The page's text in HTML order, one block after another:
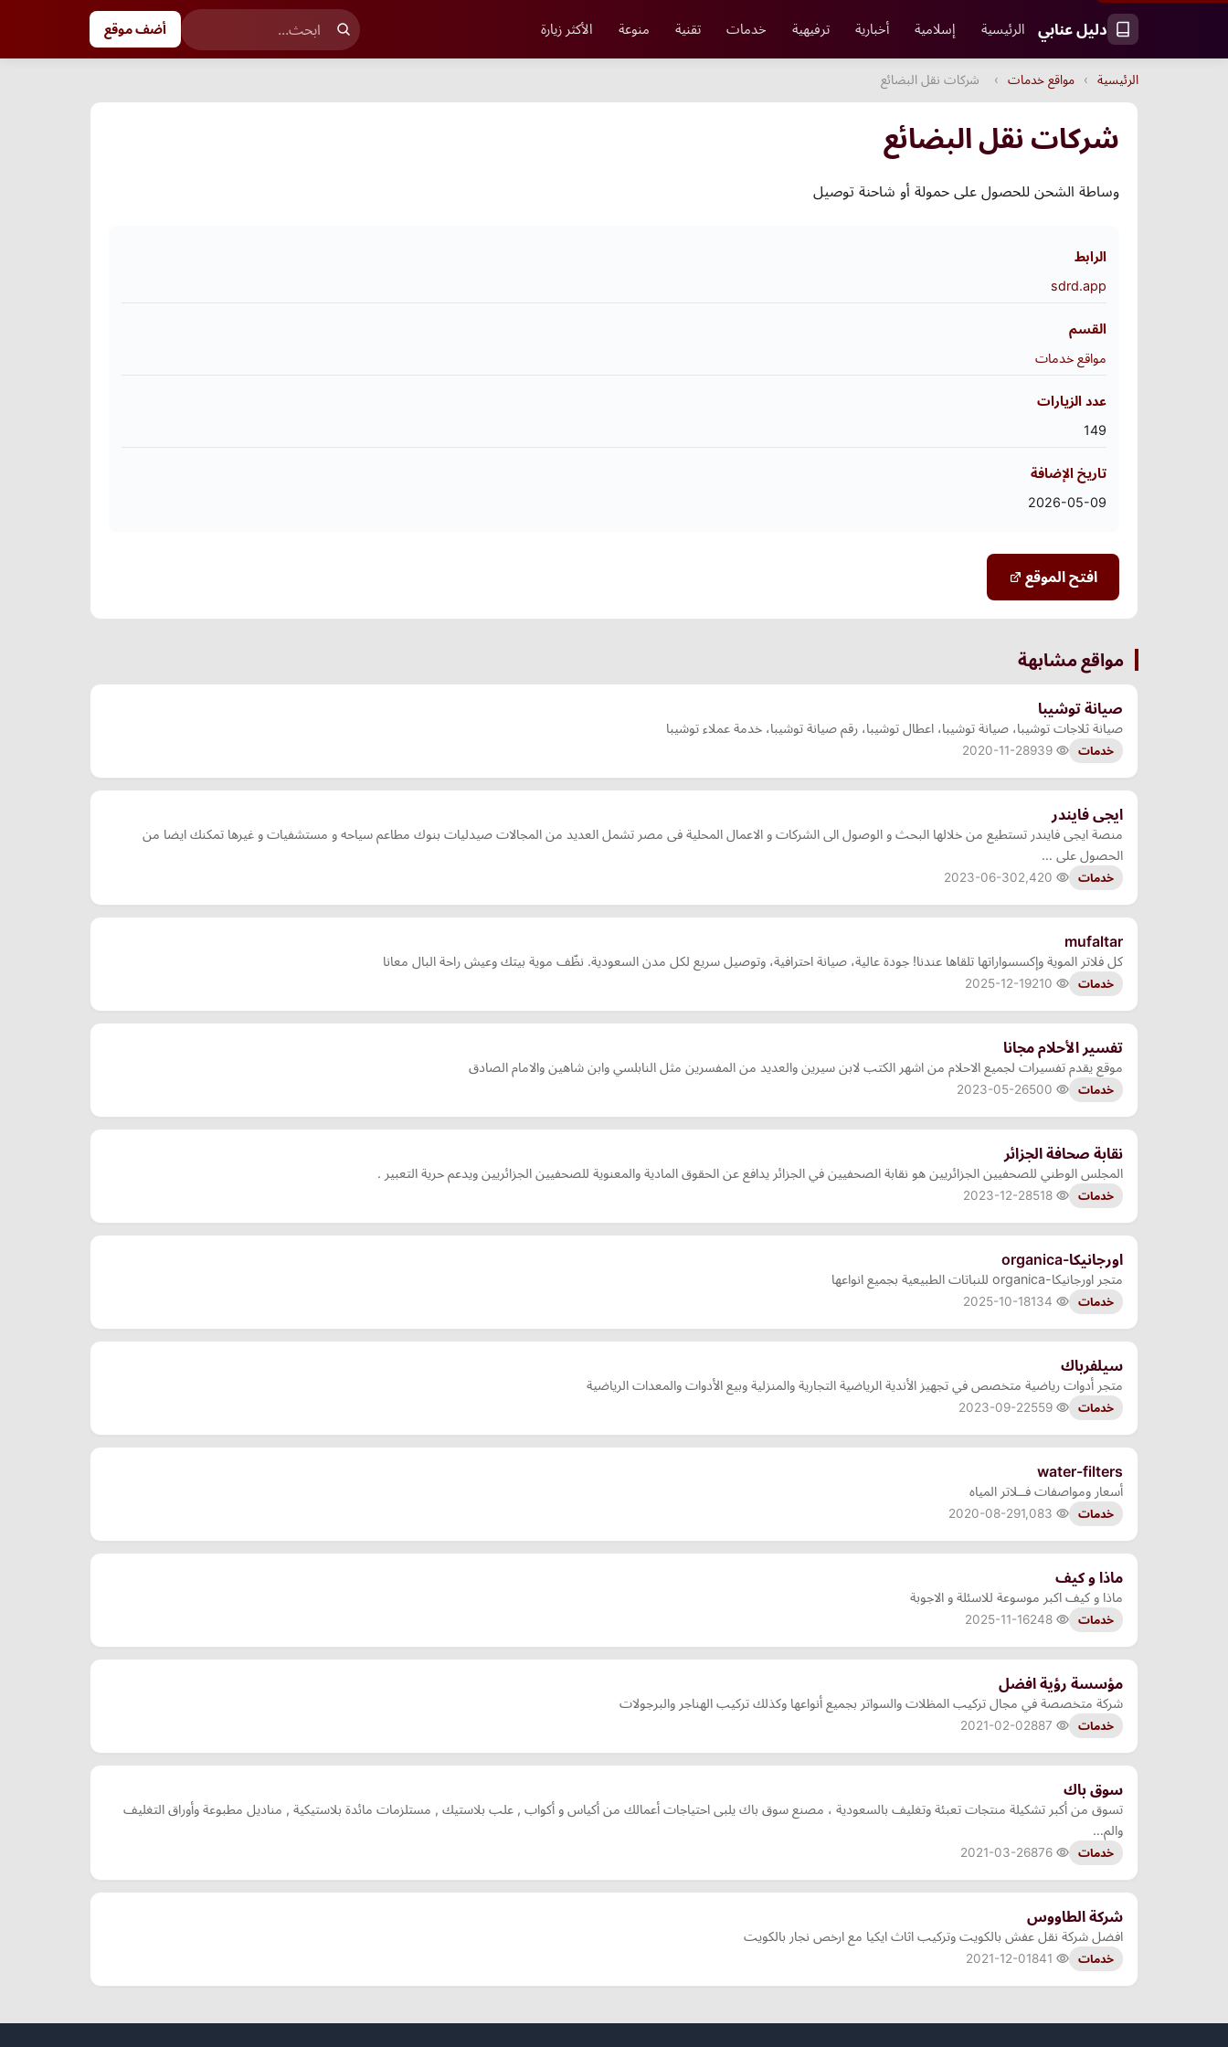
دليل عنابي الرئيسية إسلامية أخبارية ترفيهية خدمات تقنية منوعة الأكثر زيارة أضف موقع
الرئيسية › مواقع خدمات › شركات نقل البضائع
شركات نقل البضائع
وساطة الشحن للحصول على حمولة أو شاحنة توصيل
الرابط
sdrd.app
القسم
مواقع خدمات
عدد الزيارات
149
تاريخ الإضافة
2026-05-09
افتح الموقع
مواقع مشابهة
صيانة توشيبا
صيانة ثلاجات توشيبا، صيانة توشيبا، اعطال توشيبا، رقم صيانة توشيبا، خدمة عملاء توشيبا
خدمات 2020-11-28
ايجى فايندر
منصة ايجى فايندر تستطيع من خلالها البحث و الوصول الى الشركات و الاعمال المحلية فى مصر تشمل العديد من المجالات صيدليات بنوك مطاعم سياحه و مستشفيات و غيرها تمكنك ايضا من
الحصول على …
خدمات 2023-06-30
mufaltar
كل فلاتر الموية وإكسسواراتها تلقاها عندنا! جودة عالية، صيانة احترافية، وتوصيل سريع لكل مدن السعودية. نظّف موية بيتك وعيش راحة البال معانا
خدمات 2025-12-19
تفسير الأحلام مجانا
موقع يقدم تفسيرات لجميع الاحلام من اشهر الكتب لابن سيرين والعديد من المفسرين مثل النابلسي وابن شاهين والامام الصادق
خدمات 2023-05-26
نقابة صحافة الجزائر
المجلس الوطني للصحفيين الجزائريين هو نقابة الصحفيين في الجزائر يدافع عن الحقوق المادية والمعنوية للصحفيين الجزائريين ويدعم حرية التعبير .
خدمات 2023-12-28
اورجانيكا-organica
متجر اورجانيكا-organica للنباتات الطبيعية بجميع انواعها
خدمات 2025-10-18
سيلفرباك
متجر أدوات رياضية متخصص في تجهيز الأندية الرياضية التجارية والمنزلية وبيع الأدوات والمعدات الرياضية
خدمات 2023-09-22
water-filters
أسعار ومواصفات فــلاتر المياه
خدمات 2020-08-29
ماذا و كيف
ماذا و كيف اكبر موسوعة للاسئلة و الاجوبة
خدمات 2025-11-16
مؤسسة رؤية افضل
شركة متخصصة في مجال تركيب المظلات والسواتر بجميع أنواعها وكذلك تركيب الهناجر والبرجولات
خدمات 2021-02-02
سوق باك
تسوق من أكبر تشكيلة منتجات تعبئة وتغليف بالسعودية ، مصنع سوق باك يلبى احتياجات أعمالك من أكياس و أكواب , علب بلاستيك , مستلزمات مائدة بلاستيكية , مناديل مطبوعة وأوراق التغليف
والم…
خدمات 2021-03-26
شركة الطاووس
افضل شركة نقل عفش بالكويت وتركيب اثاث ايكيا مع ارخص نجار بالكويت
خدمات 2021-12-01